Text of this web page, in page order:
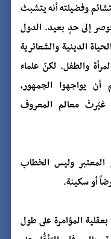
وفضيلته أنه يتشبث
إلى حدٍ بعيد. الدول
الدينية والشعائرية
والطفل. لكنّ علماء
يواجهوا الجمهور،
غيّرتْ معالم المعروف
المعتبر وليس الخطاب
أو سكينة.
المؤامرة على طول